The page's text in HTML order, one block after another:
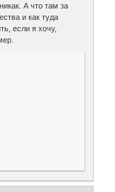
А что там за
и как туда
если я хочу,